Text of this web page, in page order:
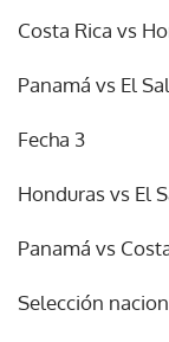
Costa Rica vs
Panamá vs El
Fecha 3
Honduras vs El
Panamá vs
Selección